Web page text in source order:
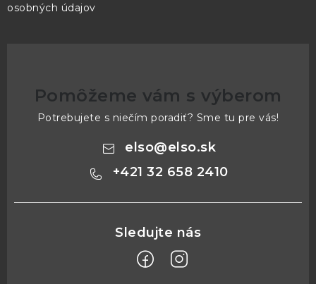
osobných údajov
Pomôžeme vám s výberom
Potrebujete s niečím poradiť? Sme tu pre vás!
elso@elso.sk
+421 32 658 2410